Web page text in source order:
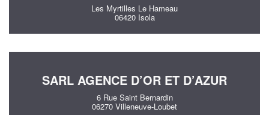
Les Myrtilles Le Hameau
06420 Isola
SARL AGENCE D’OR ET D’AZUR
6 Rue Saint Bernardin
06270 Villeneuve-Loubet